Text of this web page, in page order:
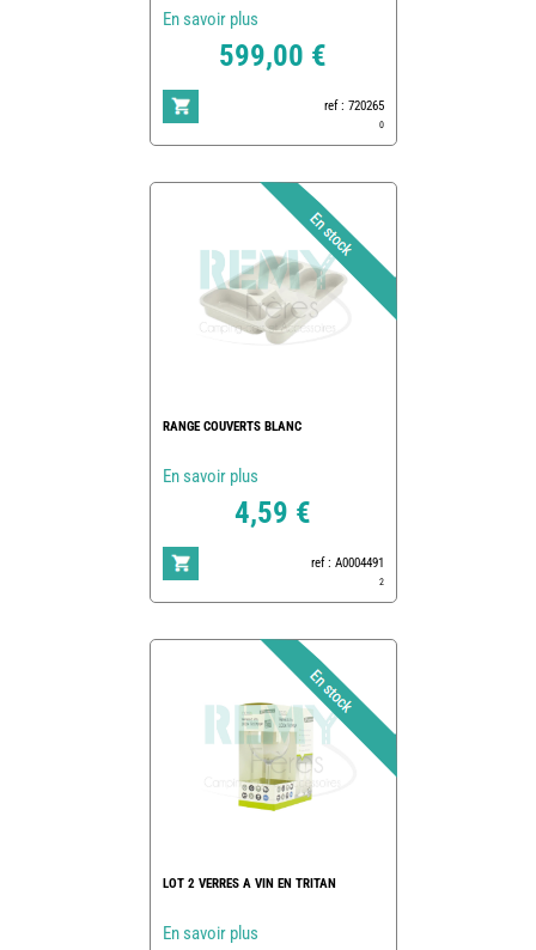
En savoir plus
599,00 €
ref : 720265
0
RANGE COUVERTS BLANC
En savoir plus
4,59 €
ref : A0004491
2
LOT 2 VERRES A VIN EN TRITAN
En savoir plus